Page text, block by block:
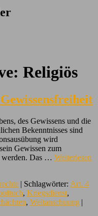
Religiös
des Gewissens und die
Bekenntnisses sind
wird
Gewissen zum
werden. Das … Weiterlesen
| Schlagwörter: Art. 4
, Kriegsdienst,
, Weltanschuung |